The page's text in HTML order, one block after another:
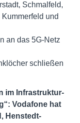
Schmalfeld,
und
an das 5G-Netz
schließen
im Infrastruktur-
Vodafone hat
Henstedt-